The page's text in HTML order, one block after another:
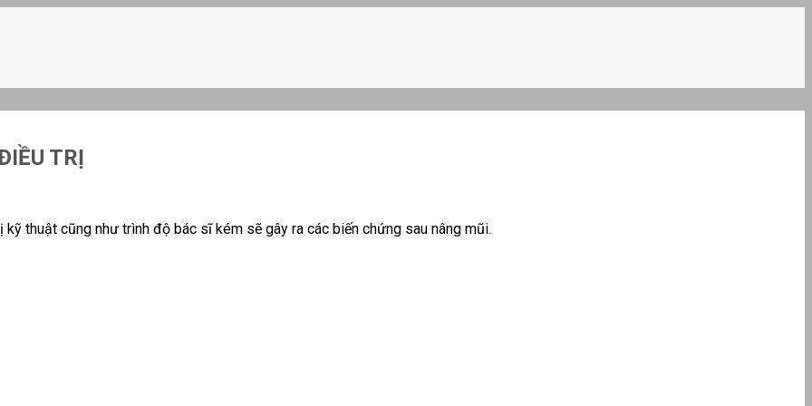
TRỊ
thuật cũng như trình độ bác sĩ kém sẽ gây ra các biến chứng sau nâng mũi.